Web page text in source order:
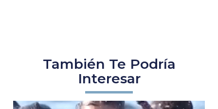
También Te Podría
Interesar